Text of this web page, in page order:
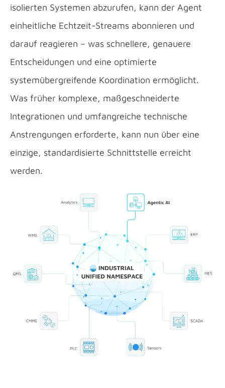
isolierten Systemen abzurufen, kann der Agent
einheitliche Echtzeit-Streams abonnieren und
darauf reagieren – was schnellere, genauere
Entscheidungen und eine optimierte
systemübergreifende Koordination ermöglicht.
Was früher komplexe, maßgeschneiderte
Integrationen und umfangreiche technische
Anstrengungen erforderte, kann nun über eine
einzige, standardisierte Schnittstelle erreicht
werden.